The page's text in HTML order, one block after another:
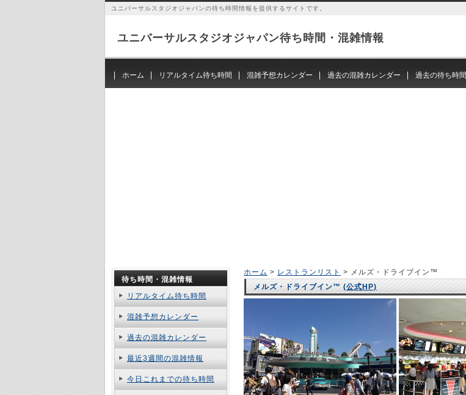
ユニバーサルスタジオジャパンの待ち時間情報を提供するサイトです。
ユニバーサルスタジオジャパン待ち時間・混雑情報
ホーム リアルタイム待ち時間 混雑予想カレンダー 過去の混雑カレンダー 過去の待ち時間
ホーム > レストランリスト > メルズ・ドライブイン™
メルズ・ドライブイン™ (公式HP)
待ち時間・混雑情報
リアルタイム待ち時間
混雑予想カレンダー
過去の混雑カレンダー
最近3週間の混雑情報
今日これまでの待ち時間